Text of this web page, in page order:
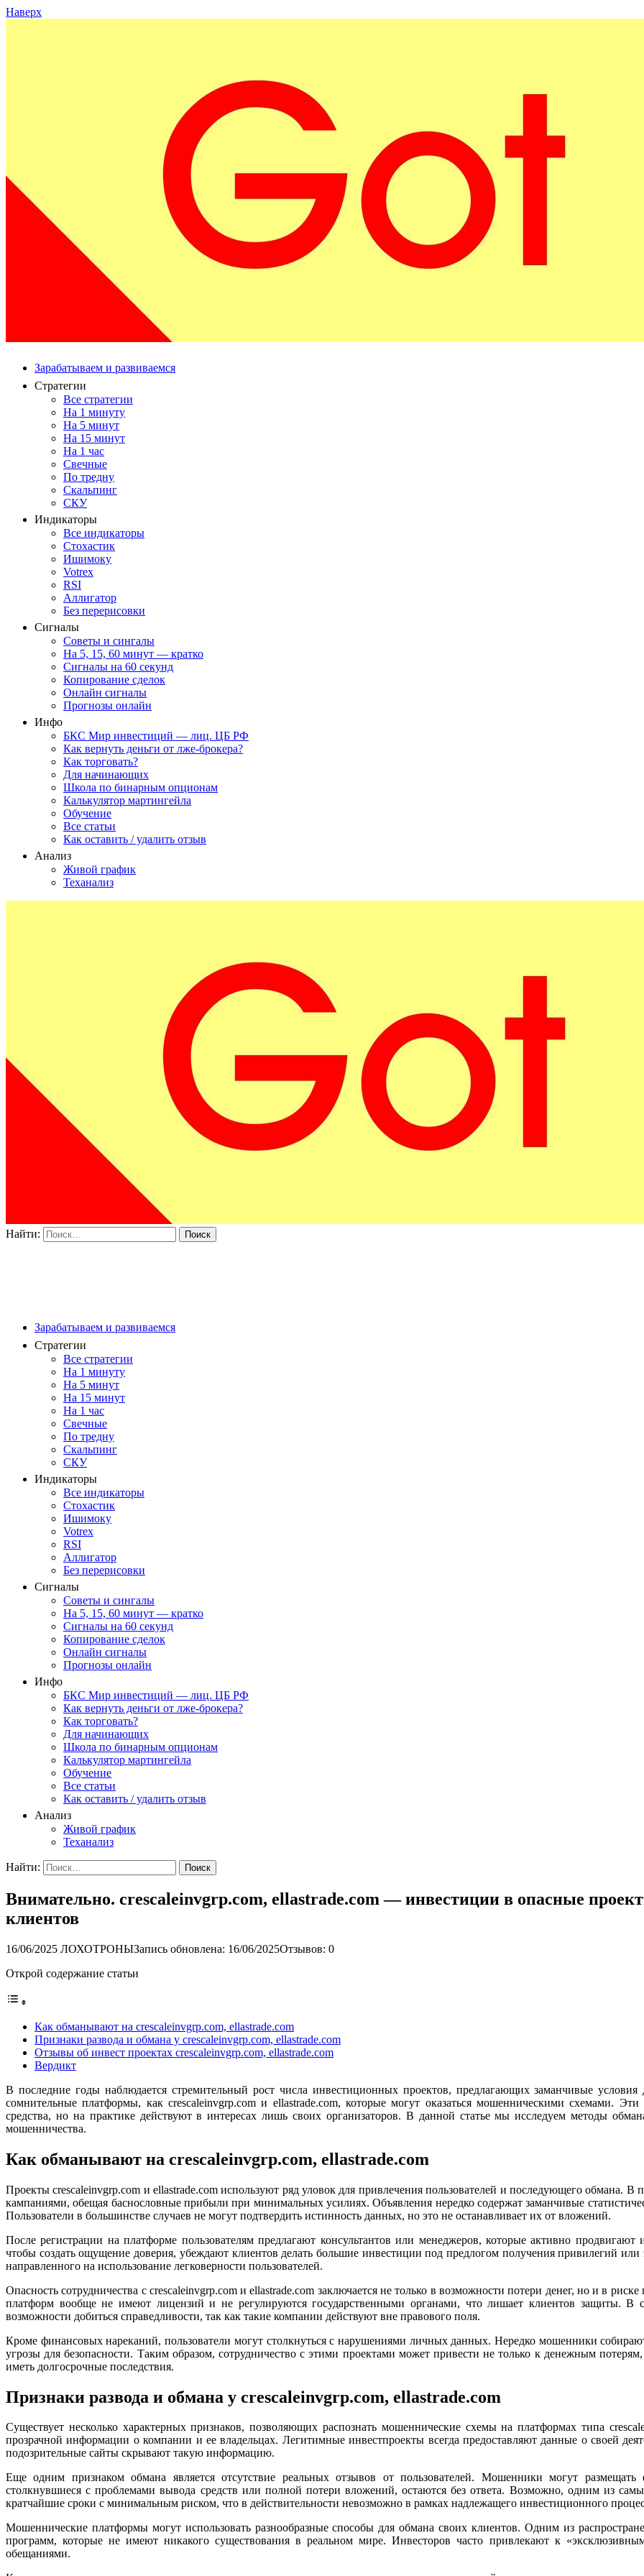
Наверх
Зарабатываем и развиваемся
Стратегии
Все стратегии
На 1 минуту
На 5 минут
На 15 минут
На 1 час
Свечные
По тредну
Скальпинг
СКУ
Индикаторы
Все индикаторы
Стохастик
Ишимоку
Votrex
RSI
Аллигатор
Без перерисовки
Сигналы
Советы и сингалы
На 5, 15, 60 минут — кратко
Сигналы на 60 секунд
Копирование сделок
Онлайн сигналы
Прогнозы онлайн
Инфо
БКС Мир инвестиций — лиц. ЦБ РФ
Как вернуть деньги от лже-брокера?
Как торговать?
Для начинающих
Школа по бинарным опционам
Калькулятор мартингейла
Обучение
Все статьи
Как оставить / удалить отзыв
Анализ
Живой график
Теханализ
Найти:
Зарабатываем и развиваемся
Стратегии
Все стратегии
На 1 минуту
На 5 минут
На 15 минут
На 1 час
Свечные
По тредну
Скальпинг
СКУ
Индикаторы
Все индикаторы
Стохастик
Ишимоку
Votrex
RSI
Аллигатор
Без перерисовки
Сигналы
Советы и сингалы
На 5, 15, 60 минут — кратко
Сигналы на 60 секунд
Копирование сделок
Онлайн сигналы
Прогнозы онлайн
Инфо
БКС Мир инвестиций — лиц. ЦБ РФ
Как вернуть деньги от лже-брокера?
Как торговать?
Для начинающих
Школа по бинарным опционам
Калькулятор мартингейла
Обучение
Все статьи
Как оставить / удалить отзыв
Анализ
Живой график
Теханализ
Найти:
Внимательно. crescaleinvgrp.com, ellastrade.com — инвестиции в опасные
клиентов
16/06/2025 ЛОХОТРОНЫЗапись обновлена: 16/06/2025Отзывов: 0
Открой содержание статьи
Как обманывают на crescaleinvgrp.com, ellastrade.com
Признаки развода и обмана у crescaleinvgrp.com, ellastrade.com
Отзывы об инвест проектах crescaleinvgrp.com, ellastrade.com
Вердикт
В последние годы наблюдается стремительный рост числа инвестиционных проектов, предлагающих заманчивые
сомнительные платформы, как crescaleinvgrp.com и ellastrade.com, которые могут оказаться мошенническими схемами.
средства, но на практике действуют в интересах лишь своих организаторов. В данной статье мы исследуем методы
мошенничества.
Как обманывают на crescaleinvgrp.com, ellastrade.com
Проекты crescaleinvgrp.com и ellastrade.com используют ряд уловок для привлечения пользователей и последующего обмана.
кампаниями, обещая баснословные прибыли при минимальных усилиях. Объявления нередко содержат заманчивые
Пользователи в большинстве случаев не могут подтвердить истинность данных, но это не останавливает их от вложений.
После регистрации на платформе пользователям предлагают консультантов или менеджеров, которые активно
чтобы создать ощущение доверия, убеждают клиентов делать большие инвестиции под предлогом получения привилегий
направленного на использование легковерности пользователей.
Опасность сотрудничества с crescaleinvgrp.com и ellastrade.com заключается не только в возможности потери денег, но и в
платформ вообще не имеют лицензий и не регулируются государственными органами, что лишает клиентов защиты. В
возможности добиться справедливости, так как такие компании действуют вне правового поля.
Кроме финансовых нареканий, пользователи могут столкнуться с нарушениями личных данных. Нередко мошенники
угрозы для безопасности. Таким образом, сотрудничество с этими проектами может привести не только к денежным
иметь долгосрочные последствия.
Признаки развода и обмана у crescaleinvgrp.com, ellastrade.com
Существует несколько характерных признаков, позволяющих распознать мошеннические схемы на платформах типа
прозрачной информации о компании и ее владельцах. Легитимные инвестпроекты всегда предоставляют данные о своей
подозрительные сайты скрывают такую информацию.
Еще одним признаком обмана является отсутствие реальных отзывов от пользователей. Мошенники могут
столкнувшиеся с проблемами вывода средств или полной потери вложений, остаются без ответа. Возможно, одним из
кратчайшие сроки с минимальным риском, что в действительности невозможно в рамках надлежащего инвестиционного
Мошеннические платформы могут использовать разнообразные способы для обмана своих клиентов. Одним из
программ, которые не имеют никакого существования в реальном мире. Инвесторов часто привлекают к
обещаниями.